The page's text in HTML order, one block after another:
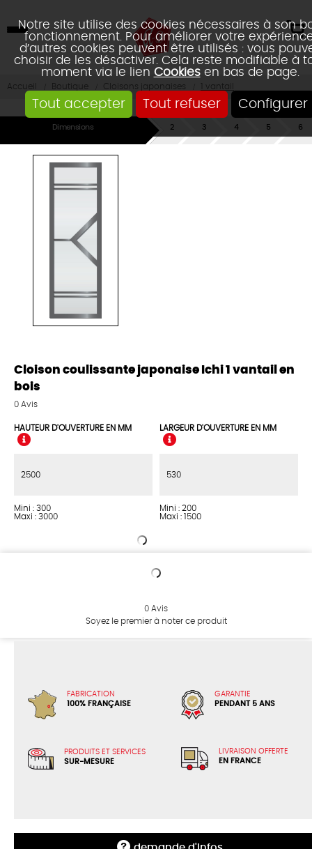
Notre site utilise des cookies nécessaires à son
fonctionnement. Pour améliorer votre
d’autres cookies peuvent être utilisés : vous
choisir de les désactiver. Cela reste modifiable à
moment via le lien Cookiesen bas de page.
Tout accepter Tout refuser Configurer
Accueil Boutique Cloisons japonaises 1 vantail
Dimensions
Cloison coulissante japonaise Ichi 1 vantail en
bois
0 Avis
HAUTEUR D'OUVERTURE EN MM
Mini : 300
Maxi : 3000
LARGEUR D'OUVERTURE EN MM
Mini : 200
Maxi : 1500
0 Avis
Soyez le premier à noter ce produit
FABRICATION
100% FRANÇAISE
GARANTIE
PENDANT 5 ANS
PRODUITS ET SERVICES
SUR-MESURE
LIVRAISON OFFERTE
EN FRANCE